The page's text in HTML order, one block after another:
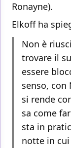
Ronayne).
Elkoff ha
Non è
trovare il
essere
senso, con
si rende
sa come
sta in
notte in cui